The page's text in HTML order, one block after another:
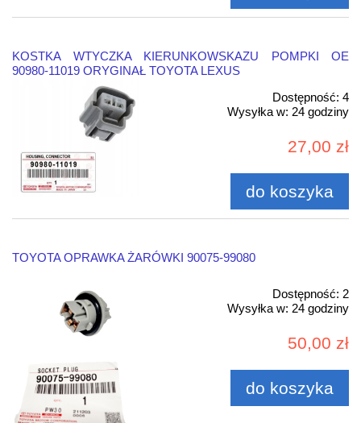
KOSTKA WTYCZKA KIERUNKOWSKAZU POMPKI OE
90980-11019 ORYGINAŁ TOYOTA LEXUS
Dostępność: 4
Wysyłka w: 24 godziny
27,00 zł
do koszyka
TOYOTA OPRAWKA ŻARÓWKI 90075-99080
Dostępność: 2
Wysyłka w: 24 godziny
50,00 zł
do koszyka